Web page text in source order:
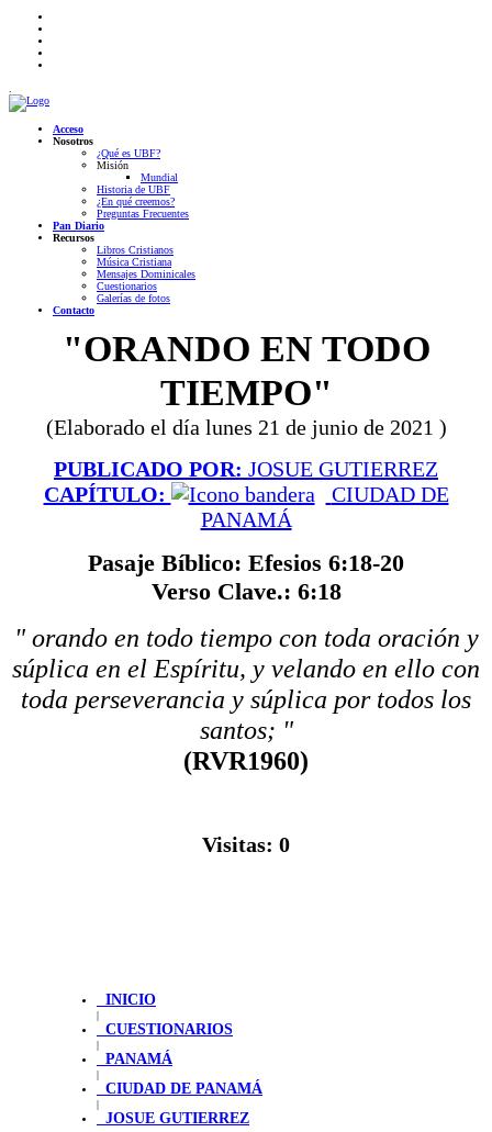
Acceso
Nosotros
¿Qué es UBF?
Misión
Mundial
Historia de UBF
¿En qué creemos?
Preguntas Frecuentes
Pan Diario
Recursos
Libros Cristianos
Música Cristiana
Mensajes Dominicales
Cuestionarios
Galerías de fotos
Contacto
"ORANDO EN TODO
TIEMPO"
(Elaborado el día lunes 21 de junio de 2021 )
PUBLICADO POR: JOSUE GUTIERREZ
CAPÍTULO:
CIUDAD DE
PANAMÁ
Pasaje Bíblico: Efesios 6:18-20
Verso Clave.: 6:18
" orando en todo tiempo con toda oración y
súplica en el Espíritu, y velando en ello con
toda perseverancia y súplica por todos los
santos; "
(RVR1960)
Visitas: 0
INICIO
|
CUESTIONARIOS
|
PANAMÁ
|
CIUDAD DE PANAMÁ
|
JOSUE GUTIERREZ